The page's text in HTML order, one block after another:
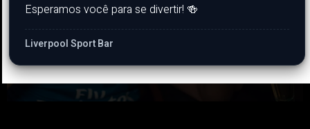
Esperamos você para se divertir! 🍻
Liverpool Sport Bar